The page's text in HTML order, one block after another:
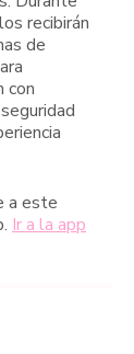
recibirán
de
con
a este
Ir a la app